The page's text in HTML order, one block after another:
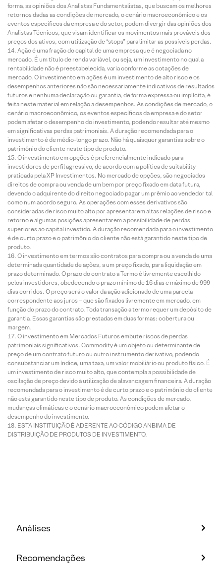
forma, as opiniões dos Analistas Fundamentalistas, que buscam os melhores
retornos dadas as condições de mercado, o cenário macroeconômico e os
eventos específicos da empresa e do setor, podem divergir das opiniões dos
Analistas Técnicos, que visam identificar os movimentos mais prováveis dos
preços dos ativos, com utilização de “stops” para limitar as possíveis perdas.
Ação é uma fração do capital de uma empresa que é negociada no
mercado. É um título de renda variável, ou seja, um investimento no qual a
rentabilidade não é preestabelecida, varia conforme as cotações de
mercado. O investimento em ações é um investimento de alto risco e os
desempenhos anteriores não são necessariamente indicativos de resultados
futuros e nenhuma declaração ou garantia, de forma expressa ou implícita, é
feita neste material em relação a desempenhos. As condições de mercado, o
cenário macroeconômico, os eventos específicos da empresa e do setor
podem afetar o desempenho do investimento, podendo resultar até mesmo
em significativas perdas patrimoniais. A duração recomendada para o
investimento é de médio-longo prazo. Não há quaisquer garantias sobre o
patrimônio do cliente neste tipo de produto.
O investimento em opções é preferencialmente indicado para
investidores de perfil agressivo, de acordo com a política de suitability
praticada pela XP Investimentos. No mercado de opções, são negociados
direitos de compra ou venda de um bem por preço fixado em data futura,
devendo o adquirente do direito negociado pagar um prêmio ao vendedor tal
como num acordo seguro. As operações com esses derivativos são
consideradas de risco muito alto por apresentarem altas relações de risco e
retorno e algumas posições apresentarem a possibilidade de perdas
superiores ao capital investido. A duração recomendada para o investimento
é de curto prazo e o patrimônio do cliente não está garantido neste tipo de
produto.
O investimento em termos são contratos para compra ou a venda de uma
determinada quantidade de ações, a um preço fixado, para liquidação em
prazo determinado. O prazo do contrato a Termo é livremente escolhido
pelos investidores, obedecendo o prazo mínimo de 16 dias e máximo de 999
dias corridos. O preço será o valor da ação adicionado de uma parcela
correspondente aos juros – que são fixados livremente em mercado, em
função do prazo do contrato. Toda transação a termo requer um depósito de
garantia. Essas garantias são prestadas em duas formas: cobertura ou
margem.
O investimento em Mercados Futuros embute riscos de perdas
patrimoniais significativos. Commodity é um objeto ou determinante de
preço de um contrato futuro ou outro instrumento derivativo, podendo
consubstanciar um índice, uma taxa, um valor mobiliário ou produto físico. É
um investimento de risco muito alto, que contempla a possibilidade de
oscilação de preço devido à utilização de alavancagem financeira. A duração
recomendada para o investimento é de curto prazo e o patrimônio do cliente
não está garantido neste tipo de produto. As condições de mercado,
mudanças climáticas e o cenário macroeconômico podem afetar o
desempenho do investimento.
ESTA INSTITUIÇÃO É ADERENTE AO CÓDIGO ANBIMA DE
DISTRIBUIÇÃO DE PRODUTOS DE INVESTIMENTO.
Análises
Recomendações